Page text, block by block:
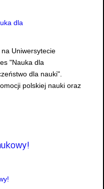
Uniwersytecie
"Nauka dla
dla nauki".
polskiej nauki oraz